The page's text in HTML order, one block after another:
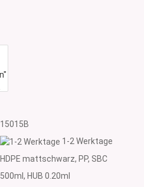
15015B
1-2 Werktage
HDPE mattschwarz, PP, SBC
500ml, HUB 0.20ml